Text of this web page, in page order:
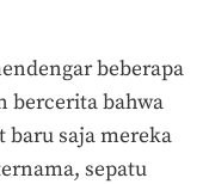
beberapa
bercerita bahwa
baru saja mereka
sepatu